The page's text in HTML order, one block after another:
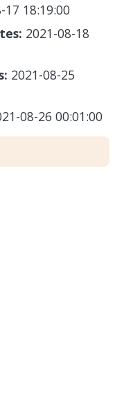
17 18:19:00
2021-08-18
2021-08-25
08-26 00:01:00